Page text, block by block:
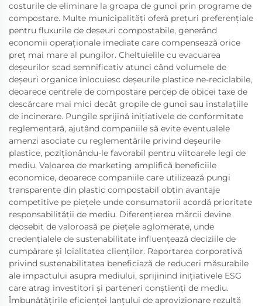
costurile de eliminare la groapa de gunoi prin programe de
compostare. Multe municipalități oferă prețuri preferențiale
pentru fluxurile de deșeuri compostabile, generând
economii operaționale imediate care compensează orice
preț mai mare al pungilor. Cheltuielile cu evacuarea
deșeurilor scad semnificativ atunci când volumele de
deșeuri organice înlocuiesc deșeurile plastice ne-reciclabile,
deoarece centrele de compostare percep de obicei taxe de
descărcare mai mici decât gropile de gunoi sau instalațiile
de incinerare. Pungile sprijină inițiativele de conformitate
reglementară, ajutând companiile să evite eventualele
amenzi asociate cu reglementările privind deșeurile
plastice, poziționându-le favorabil pentru viitoarele legi de
mediu. Valoarea de marketing amplifică beneficiile
economice, deoarece companiile care utilizează pungi
transparente din plastic compostabil obțin avantaje
competitive pe piețele unde consumatorii acordă prioritate
responsabilității de mediu. Diferențierea mărcii devine
deosebit de valoroasă pe piețele aglomerate, unde
credențialele de sustenabilitate influențează deciziile de
cumpărare și loialitatea clienților. Raportarea corporativă
privind sustenabilitatea beneficiază de reduceri măsurabile
ale impactului asupra mediului, sprijinind inițiativele ESG
care atrag investitori și parteneri conștienți de mediu.
Îmbunătățirile eficienței lanțului de aprovizionare rezultă